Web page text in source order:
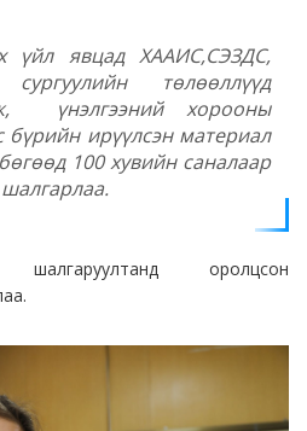
үйл явцад ХААИС,СЭЗДС,
төлөөллүүд
үнэлгээний хорооны
ирүүлсэн материал
100 хувийн саналаар
шалгаруултанд оролцсон